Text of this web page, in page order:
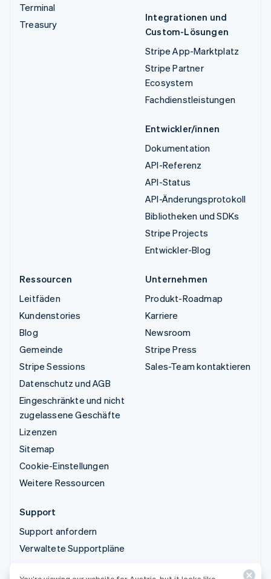
Terminal
Treasury
Integrationen und
Custom-Lösungen
Stripe App-Marktplatz
Stripe Partner
Ecosystem
Fachdienstleistungen
Entwickler/innen
Dokumentation
API-Referenz
API-Status
API-Änderungsprotokoll
Bibliotheken und SDKs
Stripe Projects
Entwickler-Blog
Ressourcen
Leitfäden
Kundenstories
Blog
Gemeinde
Stripe Sessions
Datenschutz und AGB
Eingeschränkte und nicht
zugelassene Geschäfte
Lizenzen
Sitemap
Cookie-Einstellungen
Weitere Ressourcen
Unternehmen
Produkt-Roadmap
Karriere
Newsroom
Stripe Press
Sales-Team kontaktieren
Support
Support anfordern
Verwaltete Supportpläne